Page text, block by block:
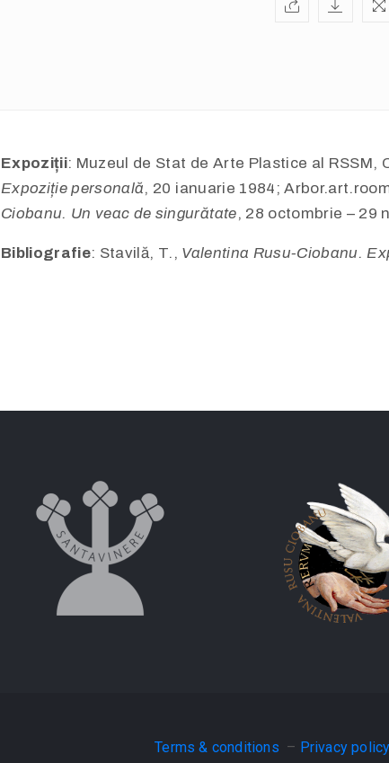
Expoziții: Muzeul de Stat de Arte Plastice al RSSM,
Expoziție personală, 20 ianuarie 1984;
Ciobanu. Un veac de singurătate, 28 octombrie – 29
Bibliografie: Stavilă, T., Valentina Rusu-Ciobanu.
Terms & conditions – Privacy policy